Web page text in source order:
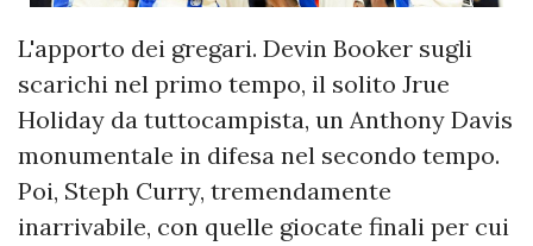
L'apporto dei gregari. Devin Booker sugli
scarichi nel primo tempo, il solito Jrue
Holiday da tuttocampista, un Anthony Davis
monumentale in difesa nel secondo tempo.
Poi, Steph Curry, tremendamente
inarrivabile, con quelle giocate finali per cui